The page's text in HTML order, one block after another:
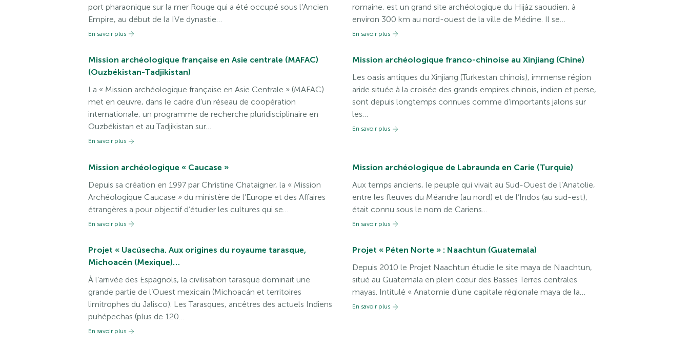
port pharaonique sur la mer Rouge qui a été occupé sous l’Ancien
Empire, au début de la IVe dynastie…
En savoir plus
romaine, est un grand site archéologique du Hijâz saoudien, à
environ 300 km au nord-ouest de la ville de Médine. Il se…
En savoir plus
Mission archéologique française en Asie centrale (MAFAC)
(Ouzbékistan-Tadjikistan)
La « Mission archéologique française en Asie Centrale » (MAFAC)
met en œuvre, dans le cadre d’un réseau de coopération
internationale, un programme de recherche pluridisciplinaire en
Ouzbékistan et au Tadjikistan sur…
En savoir plus
Mission archéologique franco-chinoise au Xinjiang (Chine)
Les oasis antiques du Xinjiang (Turkestan chinois), immense région
aride située à la croisée des grands empires chinois, indien et perse,
sont depuis longtemps connues comme d’importants jalons sur
les…
En savoir plus
Mission archéologique « Caucase »
Depuis sa création en 1997 par Christine Chataigner, la « Mission
Archéologique Caucase » du ministère de l’Europe et des Affaires
étrangères a pour objectif d’étudier les cultures qui se…
En savoir plus
Mission archéologique de Labraunda en Carie (Turquie)
Aux temps anciens, le peuple qui vivait au Sud-Ouest de l’Anatolie,
entre les fleuves du Méandre (au nord) et de l’Indos (au sud-est),
était connu sous le nom de Cariens…
En savoir plus
Projet « Uacúsecha. Aux origines du royaume tarasque,
Michoacén (Mexique)…
À l’arrivée des Espagnols, la civilisation tarasque dominait une
grande partie de l’Ouest mexicain (Michoacán et territoires
limitrophes du Jalisco). Les Tarasques, ancêtres des actuels Indiens
puhépechas (plus de 120…
En savoir plus
Projet « Péten Norte » : Naachtun (Guatemala)
Depuis 2010 le Projet Naachtun étudie le site maya de Naachtun,
situé au Guatemala en plein cœur des Basses Terres centrales
mayas. Intitulé « Anatomie d’une capitale régionale maya de la…
En savoir plus